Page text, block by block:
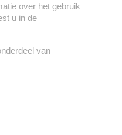
over het gebruik
u in de
van